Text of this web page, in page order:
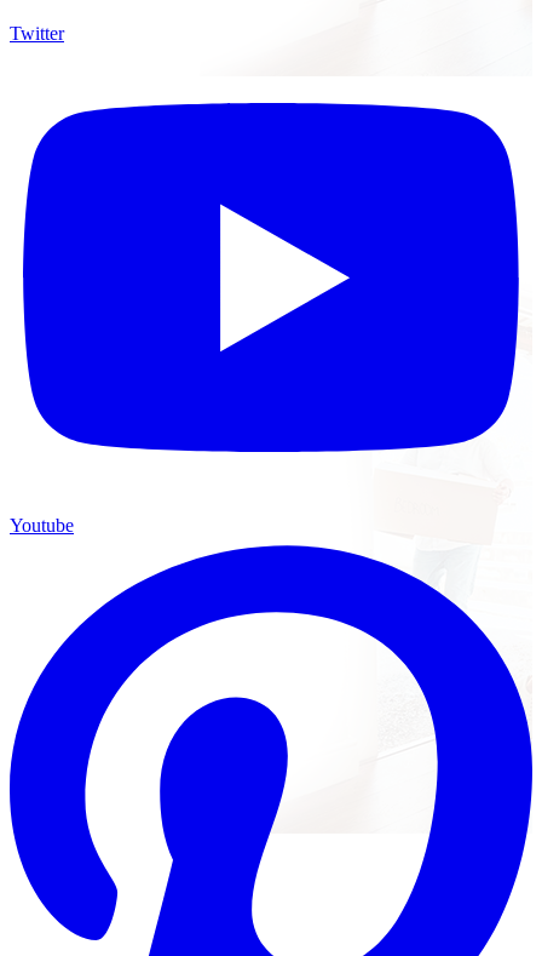
Twitter
Youtube